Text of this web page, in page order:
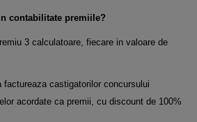
contabilitate premiile?
3 calculatoare, fiecare in valoare de
factureaza castigatorilor concursului
acordate ca premii, cu discount de 100%